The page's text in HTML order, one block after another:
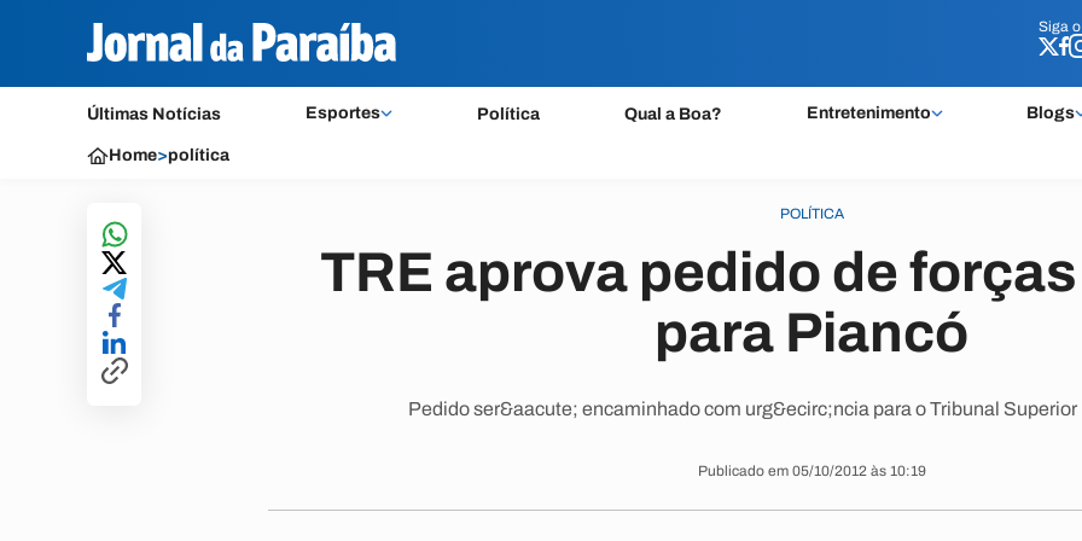
Siga o
Últimas Notícias Esportes Política Qual a Boa? Entretenimento Blogs
Siga o
Home>política
POLÍTICA
TRE aprova pedido de
para Piancó
Pedido ser&aacute; encaminhado com urg&ecirc;ncia para o Tribunal
Publicado em 05/10/2012 às 10:19